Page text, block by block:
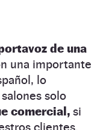
de una
una importante
lo
solo
comercial, si
clientes.